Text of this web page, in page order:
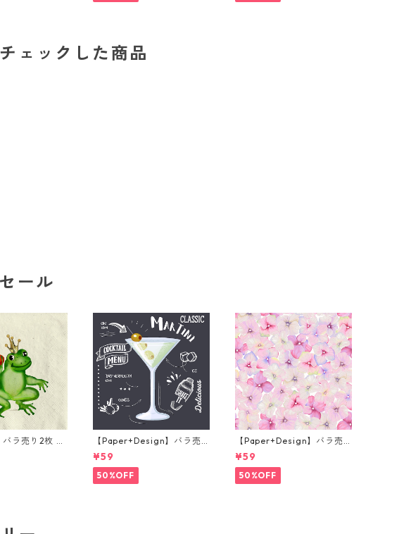
ェックした商品
ール
バラ売り2枚 ラ
ーパーナプキ
ナチュラル
【Paper+Design】バラ売
り2枚 カクテルサイズ ペー
パーナプキン Martini ブラ
ック
¥59
50%OFF
【Paper+Design】バラ売
り2枚 カクテルサイズ ペー
パーナプキン Small blosso
ms ピンク
¥59
50%OFF